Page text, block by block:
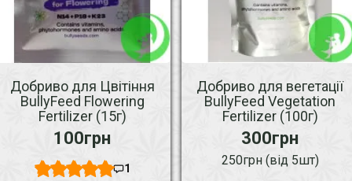
Добриво для Цвітіння
BullyFeed Flowering
Fertilizer (15г)
100грн
1
Добриво для вегетації
BullyFeed Vegetation
Fertilizer (100г)
300грн
250грн (від 5шт)